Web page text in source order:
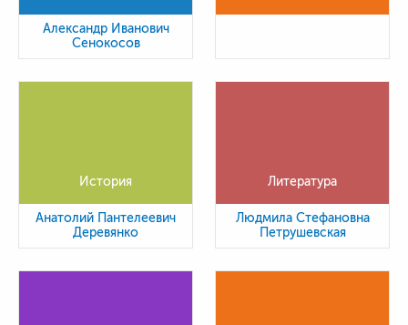
Александр Иванович
Сенокосов
История
Анатолий Пантелеевич
Деревянко
Литература
Людмила Стефановна
Петрушевская